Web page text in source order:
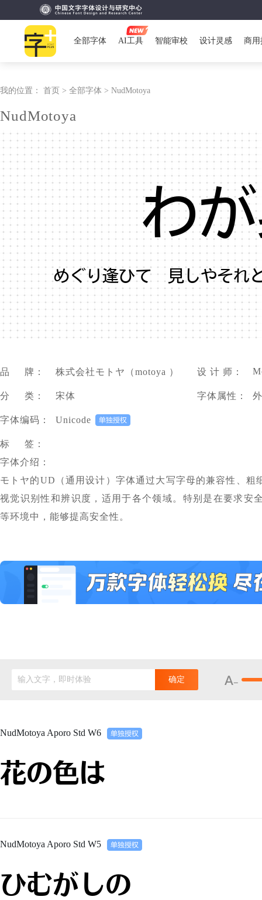
全部字体 AI工具 智能审校 设计灵感 商用
我的位置： 首页 > 全部字体 > NudMotoya
NudMotoya
わ
めぐり逢ひて 見しやそ
品 牌： 株式会社モトヤ（motoya ） 设 计 师：
分 类： 宋体 字体属性：
字体编码： Unicode
标 签：
字体介绍：
モトヤ的UD（通用设计）字体通过大写字母的兼容性、
视觉识别性和辨识度，适用于各个领域。特别是在要求安
等环境中，能够提高安全性。
输入文字，即时体验 确定
NudMotoya Aporo Std W6
花の色は
NudMotoya Aporo Std W5
ひむがしの